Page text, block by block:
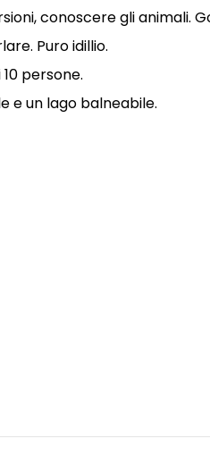
conoscere gli animali.
Puro idillio.
persone.
e un lago balneabile.